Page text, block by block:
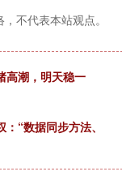
不代表本站观点。
高潮，明天稳一
“数据同步方法、